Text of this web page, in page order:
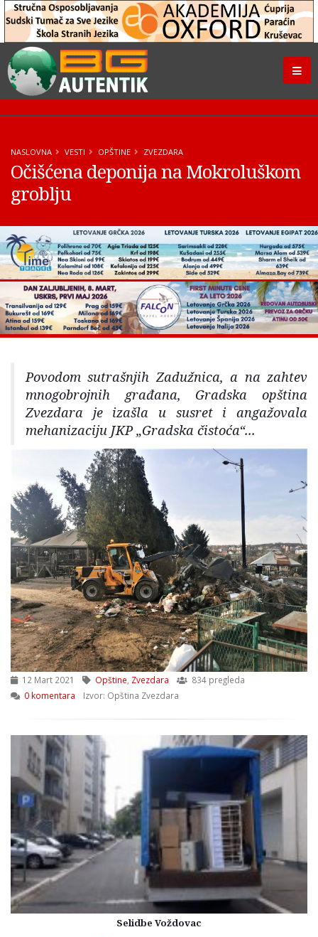
NASLOVNA VESTI OPŠTINE ZVEZDARA
Očišćena deponija na Mokroluškom
groblju
Povodom sutrašnjih Zadužnica, a na zahtev
mnogobrojnih građana, Gradska opština
Zvezdara je izašla u susret i angažovala
mehanizaciju JKP „Gradska čistoća“...
12 Mart 2021 Opštine Zvezdara
834 pregleda
0 komentara
Izvor: Opština Zvezdara
Selidbe Voždovac